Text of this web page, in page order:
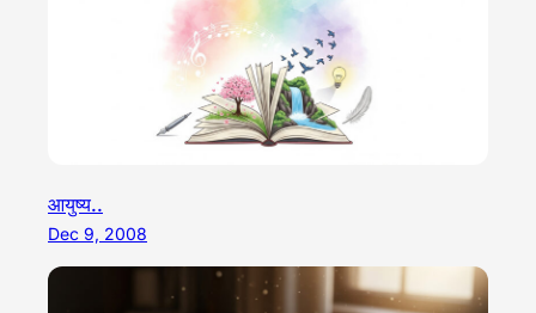
आयुष्य..
Dec 9, 2008